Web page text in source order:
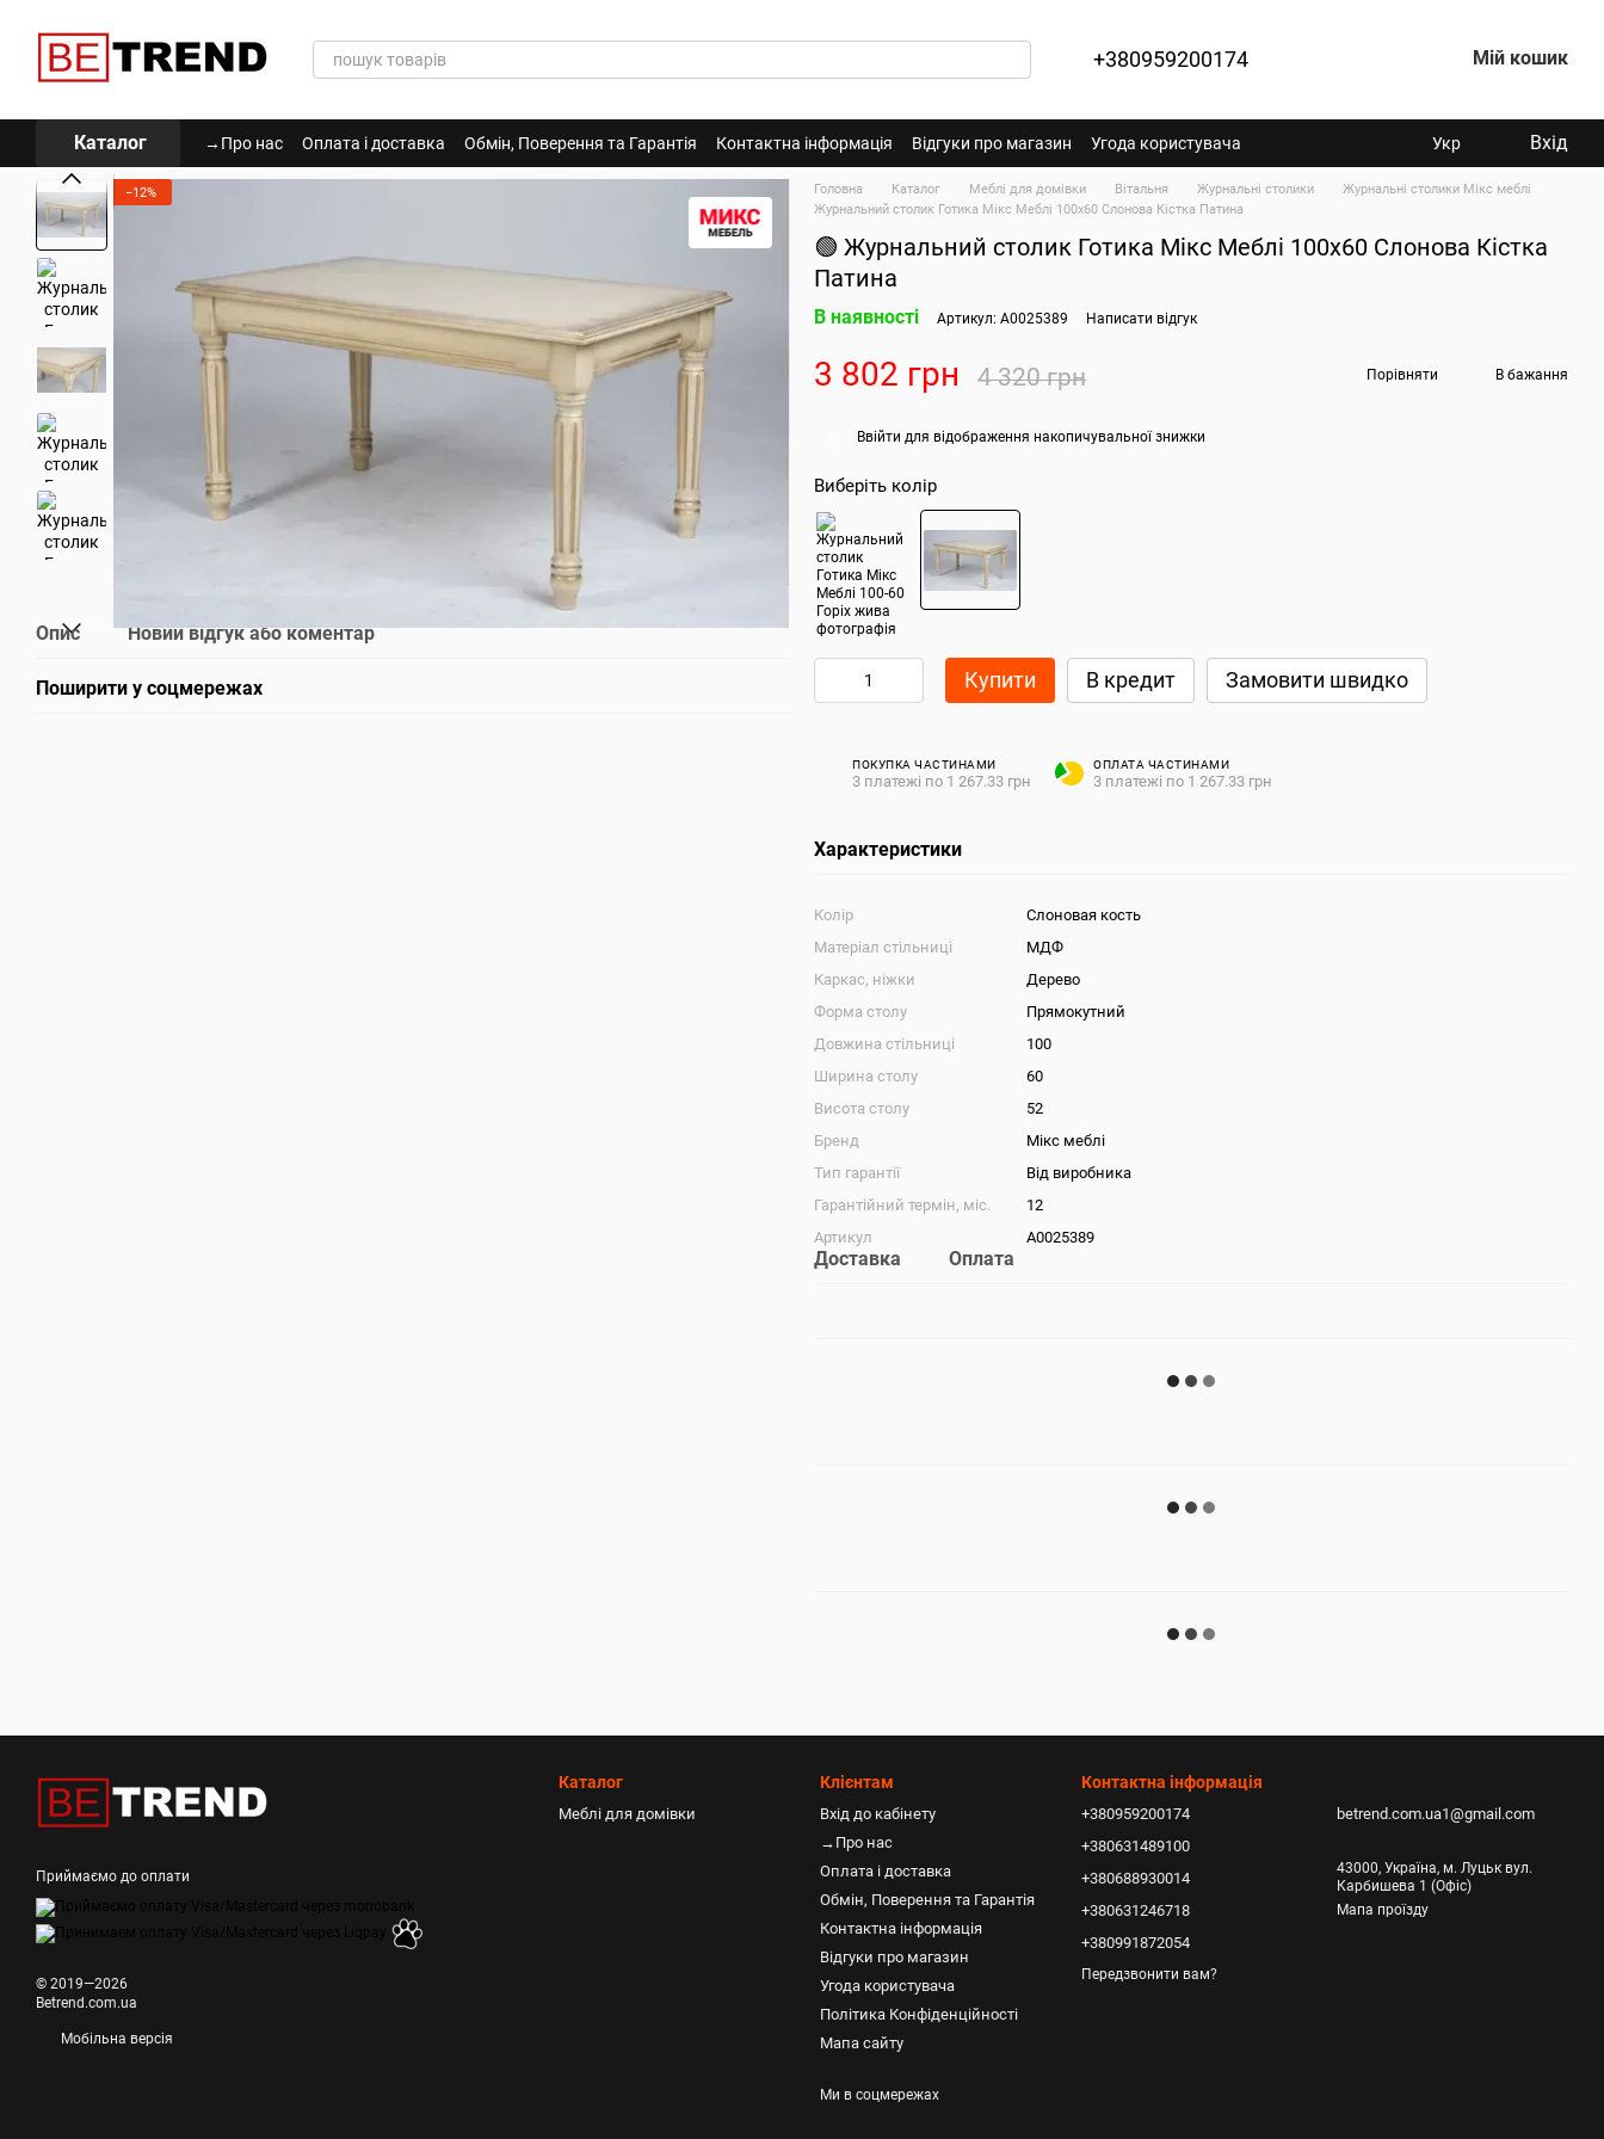
+380959200174 Мій кошик
Каталог →Про нас Оплата і доставка Обмін, Поверення та Гарантія Контактна інформація Відгуки про магазин
Угода користувача
Політика Конфіденційності
Укр Вхід
−12%
Опис Новий відгук або коментар
Поширити у соцмережах
Головна Каталог Меблі для домівки Вітальня Журнальні столики
Журнальні столики Мікс меблі
Журнальний столик Готика Мікс Меблі 100х60 Слонова Кістка Патина
🟢 Журнальний столик Готика Мікс Меблі 100х60 Слонова Кістка
Патина
В наявності Артикул: А0025389 Написати відгук
3 802 грн 4 320 грн Порівняти В бажання
Ввійти для відображення накопичувальної знижки
Виберіть колір
Купити В кредит Замовити швидко
ПОКУПКА ЧАСТИНАМИ
3 платежі по 1 267.33 грн
ОПЛАТА ЧАСТИНАМИ
3 платежі по 1 267.33 грн
Характеристики
Колір
Слоновая кость
Матеріал стільниці
МДФ
Каркас, ніжки
Дерево
Форма столу
Прямокутний
Довжина стільниці
100
Ширина столу
60
Висота столу
52
Бренд
Мікс меблі
Тип гарантії
Від виробника
Гарантійний термін, міс.
12
Артикул
А0025389
Доставка Оплата
Приймаємо до оплати
© 2019—2026
Betrend.com.ua
Мобільна версія
Каталог
Меблі для домівки
Клієнтам
Вхід до кабінету
→Про нас
Оплата і доставка
Обмін, Поверення та Гарантія
Контактна інформація
Відгуки про магазин
Угода користувача
Політика Конфіденційності
Мапа сайту
Ми в соцмережах
Контактна інформація
+380959200174
+380631489100
+380688930014
+380631246718
+380991872054
Передзвонити вам?
betrend.com.ua1@gmail.com
43000, Україна, м. Луцьк вул.
Карбишева 1 (Офіс)
Мапа проїзду